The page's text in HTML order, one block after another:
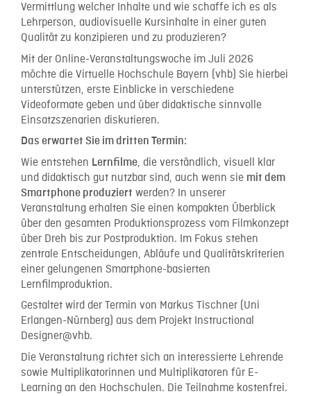
Vermittlung welcher Inhalte und wie schaffe ich es als
Lehrperson, audiovisuelle Kursinhalte in einer guten
Qualität zu konzipieren und zu produzieren?
Mit der Online-Veranstaltungswoche im Juli 2026
möchte die Virtuelle Hochschule Bayern (vhb) Sie hierbei
unterstützen, erste Einblicke in verschiedene
Videoformate geben und über didaktische sinnvolle
Einsatzszenarien diskutieren.
Das erwartet Sie im dritten Termin:
Wie entstehen Lernfilme, die verständlich, visuell klar
und didaktisch gut nutzbar sind, auch wenn sie mit dem
Smartphone produziert werden? In unserer
Veranstaltung erhalten Sie einen kompakten Überblick
über den gesamten Produktionsprozess vom Filmkonzept
über Dreh bis zur Postproduktion. Im Fokus stehen
zentrale Entscheidungen, Abläufe und Qualitätskriterien
einer gelungenen Smartphone-basierten
Lernfilmproduktion.
Gestaltet wird der Termin von Markus Tischner (Uni
Erlangen-Nürnberg) aus dem Projekt Instructional
Designer@vhb.
Die Veranstaltung richtet sich an interessierte Lehrende
sowie Multiplikatorinnen und Multiplikatoren für E-
Learning an den Hochschulen. Die Teilnahme kostenfrei.